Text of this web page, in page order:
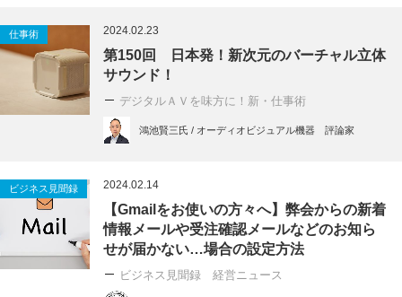
仕事術 2024.02.23
第150回 日本発！新次元のバーチャル立体
サウンド！
デジタルＡＶを味方に！新・仕事術
鴻池賢三氏 / オーディオビジュアル機器 評論家
ビジネス見聞録 2024.02.14
【Gmailをお使いの方々へ】弊会からの新着
情報メールや受注確認メールなどのお知ら
せが届かない…場合の設定方法
ビジネス見聞録 経営ニュース